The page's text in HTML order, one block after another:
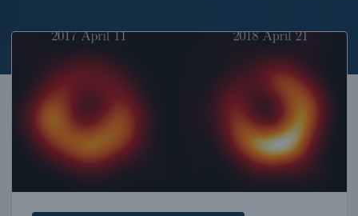
EHT SVELA NUOVE IMMAGINI DI M87*